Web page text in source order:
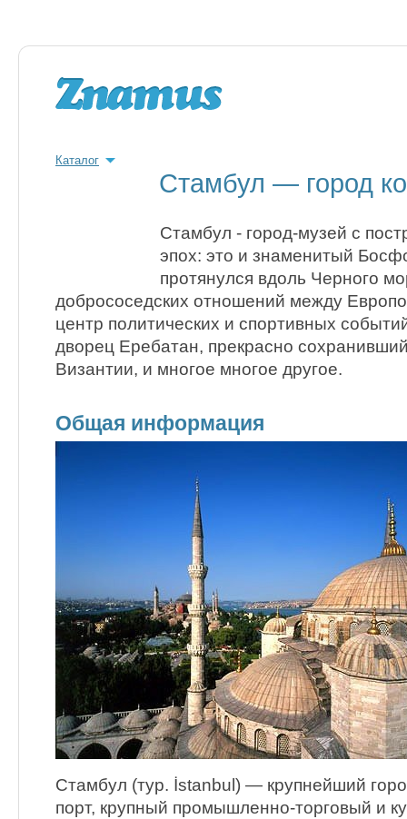
Каталог
Стамбул — город
Стамбул - город-музей с
эпох: это и знаменитый
протянулся вдоль Черного
добрососедских отношений между
центр политических и спортивных
дворец Еребатан, прекрасно
Византии, и многое многое другое.
Общая информация
Стамбул (тур. İstanbul) — крупнейший
порт, крупный промышленно-торговый и